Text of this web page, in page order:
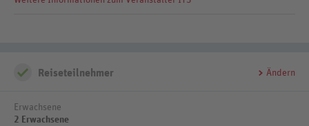
Reiseteilnehmer Ändern
Erwachsene
2 Erwachsene